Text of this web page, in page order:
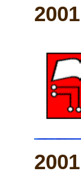
2001
2001